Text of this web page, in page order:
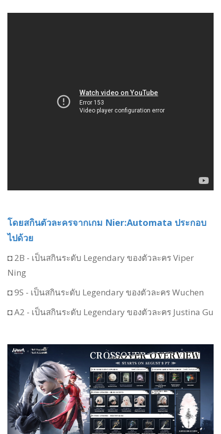
โดยสกินตัวละครจากเกม Nier:Automata ประกอบ
ไปด้วย
◘ 2B - เป็นสกินระดับ Legendary ของตัวละคร Viper
Ning
◘ 9S - เป็นสกินระดับ Legendary ของตัวละคร Wuchen
◘ A2 - เป็นสกินระดับ Legendary ของตัวละคร Justina Gu